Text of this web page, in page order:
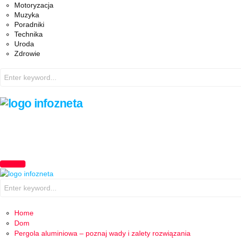
Motoryzacja
Muzyka
Poradniki
Technika
Uroda
Zdrowie
for:
PRIMARY
MENU
for:
Home
Dom
Pergola aluminiowa – poznaj wady i zalety rozwiązania